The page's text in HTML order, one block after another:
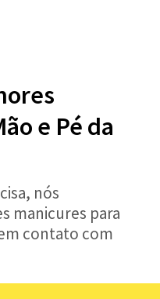
e Pé da
nós
manicures para
contato com